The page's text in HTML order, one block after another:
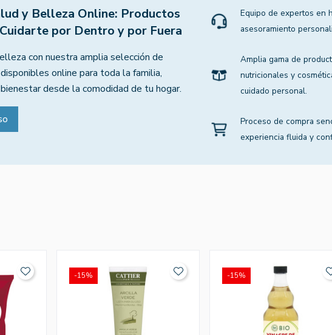
y Belleza Online: Productos
por Dentro y por Fuera
con nuestra amplia selección de
online para toda la familia,
desde la comodidad de tu hogar.
Equipo de expertos en
asesoramiento
Amplia gama de
nutricionales y
cuidado personal.
Proceso de compra
experiencia fluida y
-15% -15%